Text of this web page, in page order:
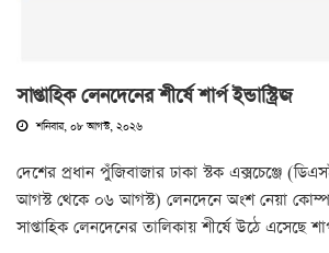
সাপ্তাহিক লেনদেনের শীর্ষে শার্প ইন্ডাস্ট্রিজ
শনিবার, ০৮ আগস্ট, ২০২৬
দেশের প্রধান পুঁজিবাজার ঢাকা স্টক এক্সচেঞ্জে
আগস্ট থেকে ০৬ আগস্ট) লেনদেনে অংশ নেয়া
সাপ্তাহিক লেনদেনের তালিকায় শীর্ষে উঠে এসেছে